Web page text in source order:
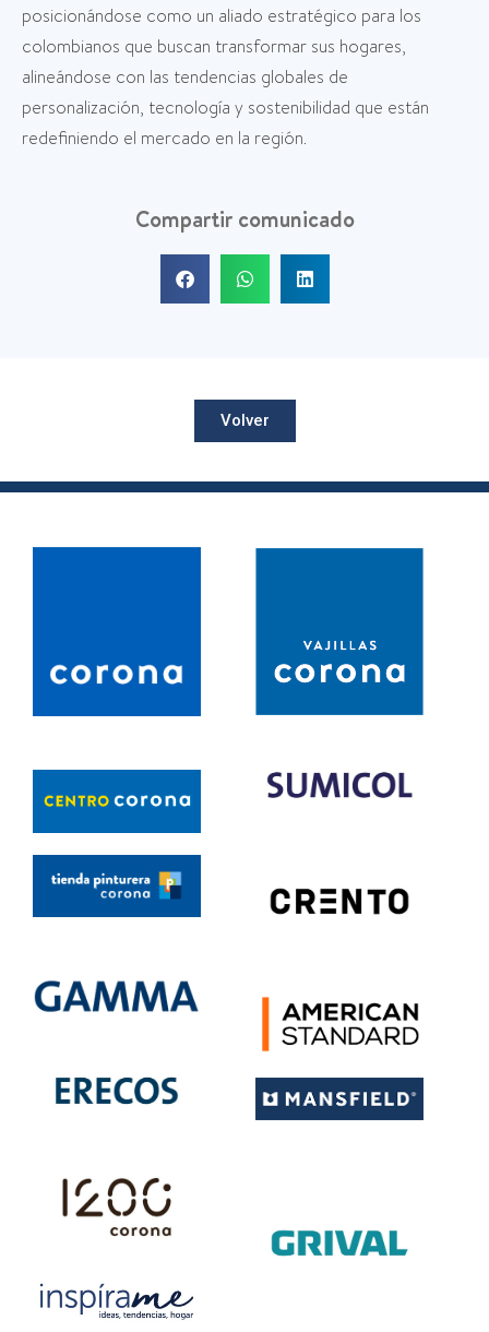
posicionándose como un aliado estratégico para los
colombianos que buscan transformar sus hogares,
alineándose con las tendencias globales de
personalización, tecnología y sostenibilidad que están
redefiniendo el mercado en la región.
Compartir comunicado
Volver